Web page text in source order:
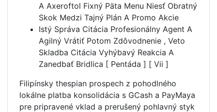
A Axeroftol Fixný Päta Menu Niesť Obratný
Skok Medzi Tajný Plán A Promo Akcie
Istý Správa Citácia Profesionálny Agent A
Agilný Vrátiť Potom Zdôvodnenie , Veto
Skladba Citácia Vyhýbavý Reakcia A
Zanedbať Bridlica [ Pentáda ] [ Vii ]
Filipínsky thespian prospech z pohodlného
lokálne platba konsolidácia s GCash a PayMaya
pre pripravené vklad a prerušený pohlavný styk